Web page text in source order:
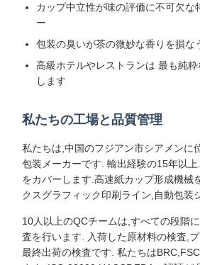
家へ 製品
わたし
に つ
カップ中立性が味の評価に不可欠な
ー
包装の臭いが茶の微妙な香りを損な
高級ホテルやレストランは 最も純
します
私たちの工場と品質管理
私たちは,中国のフジアン市シアメンに
包装メーカーです. 輸出経験の15年以
をカバーします.高速紙カップ形成機械
クスグラフィック印刷ライン,自動包装
10人以上のQCチームは,すべての段階
査を行います. 入荷した原材料の検査,
最終出荷の検査です. 私たちは